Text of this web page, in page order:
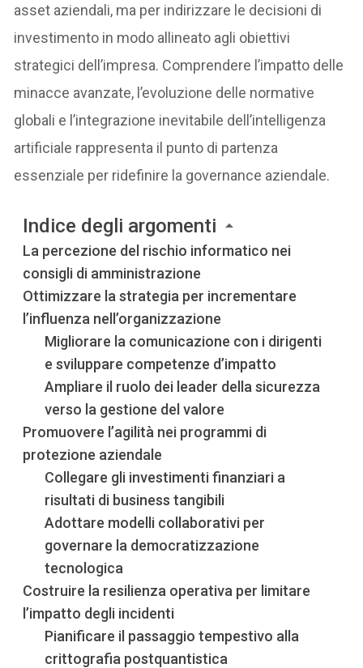
asset aziendali, ma per indirizzare le decisioni di
investimento in modo allineato agli obiettivi
strategici dell’impresa. Comprendere l’impatto delle
minacce avanzate, l’evoluzione delle normative
globali e l’integrazione inevitabile dell’intelligenza
artificiale rappresenta il punto di partenza
essenziale per ridefinire la governance aziendale.
Indice degli argomenti
La percezione del rischio informatico nei
consigli di amministrazione
Ottimizzare la strategia per incrementare
l’influenza nell’organizzazione
Migliorare la comunicazione con i dirigenti
e sviluppare competenze d’impatto
Ampliare il ruolo dei leader della sicurezza
verso la gestione del valore
Promuovere l’agilità nei programmi di
protezione aziendale
Collegare gli investimenti finanziari a
risultati di business tangibili
Adottare modelli collaborativi per
governare la democratizzazione
tecnologica
Costruire la resilienza operativa per limitare
l’impatto degli incidenti
Pianificare il passaggio tempestivo alla
crittografia postquantistica